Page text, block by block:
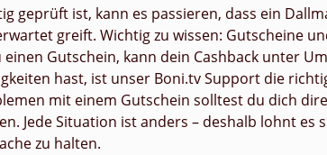
geprüft ist, kann es passieren, dass ein
greift. Wichtig zu wissen: Gutscheine
Gutschein, kann dein Cashback unter
hast, ist unser Boni.tv Support die
mit einem Gutschein solltest du dich
Jede Situation ist anders – deshalb lohnt es
zu halten.